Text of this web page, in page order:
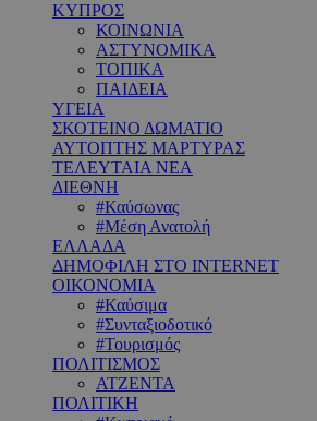
ΚΥΠΡΟΣ
ΚΟΙΝΩΝΙΑ
ΑΣΤΥΝΟΜΙΚΑ
ΤΟΠΙΚΑ
ΠΑΙΔΕΙΑ
ΥΓΕΙΑ
ΣΚΟΤΕΙΝΟ ΔΩΜΑΤΙΟ
ΑΥΤΟΠΤΗΣ ΜΑΡΤΥΡΑΣ
ΤΕΛΕΥΤΑΙΑ ΝΕΑ
ΔΙΕΘΝΗ
#Καύσωνας
#Μέση Ανατολή
ΕΛΛΑΔΑ
ΔΗΜΟΦΙΛΗ ΣΤΟ INTERNET
ΟΙΚΟΝΟΜΙΑ
#Καύσιμα
#Συνταξιοδοτικό
#Τουρισμός
ΠΟΛΙΤΙΣΜΟΣ
ΑΤΖΕΝΤΑ
ΠΟΛΙΤΙΚΗ